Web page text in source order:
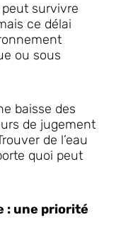
survivre
ce délai
ou sous
baisse des
de jugement
de l’eau
quoi peut
: une priorité